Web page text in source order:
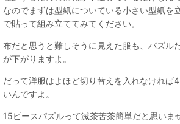
なのでまずは型紙についている小さい型紙を
で貼って組み立ててみてください。
布だと思うと難しそうに見えた服も、パズル
が下がりますよ。
だって洋服はよほど切り替えを入れなければ
いんですよ。
15ピースパズルって滅茶苦茶簡単だと思いま